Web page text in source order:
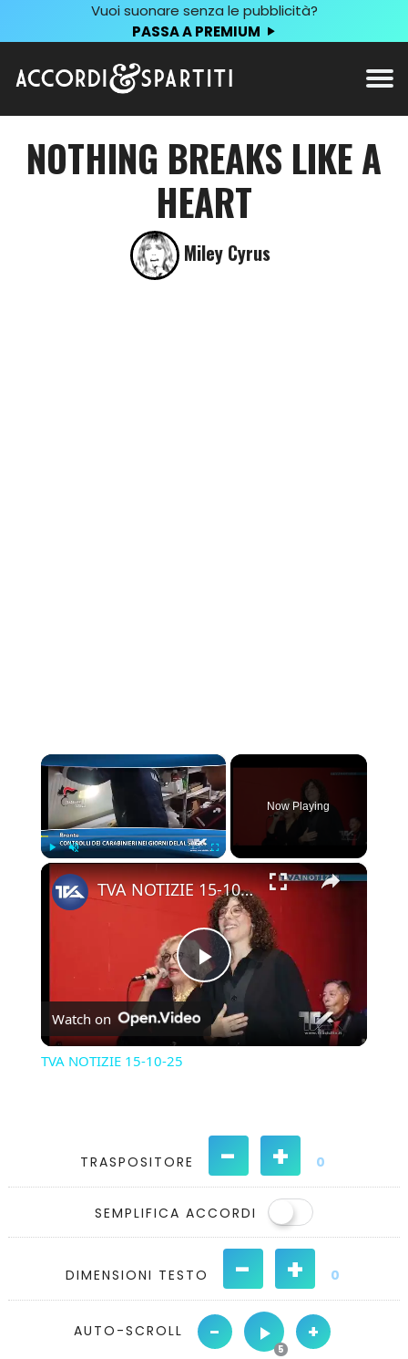
Vuoi suonare senza le pubblicità?
PASSA A PREMIUM
NOTHING BREAKS LIKE A
HEART
Miley Cyrus
×
Play Unmute
Now Playing
×
Play
Video
TVA NOTIZIE 15-10-25
Watch on
TVA NOTIZIE 15-10-25
TRASPOSITORE - + 0
SEMPLIFICA ACCORDI
DIMENSIONI TESTO - + 0
AUTO-SCROLL - +